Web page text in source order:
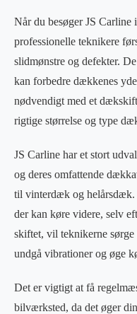
Når du besøger JS
professionelle teknikere
slidmønstre og defekter.
kan forbedre dækkenes
nødvendigt med et
rigtige størrelse og type
JS Carline har et stort
og deres omfattende
til vinterdæk og helårsdæk.
der kan køre videre, selv
skiftet, vil teknikerne
undgå vibrationer og øge
Det er vigtigt at få
bilværksted, da det øger